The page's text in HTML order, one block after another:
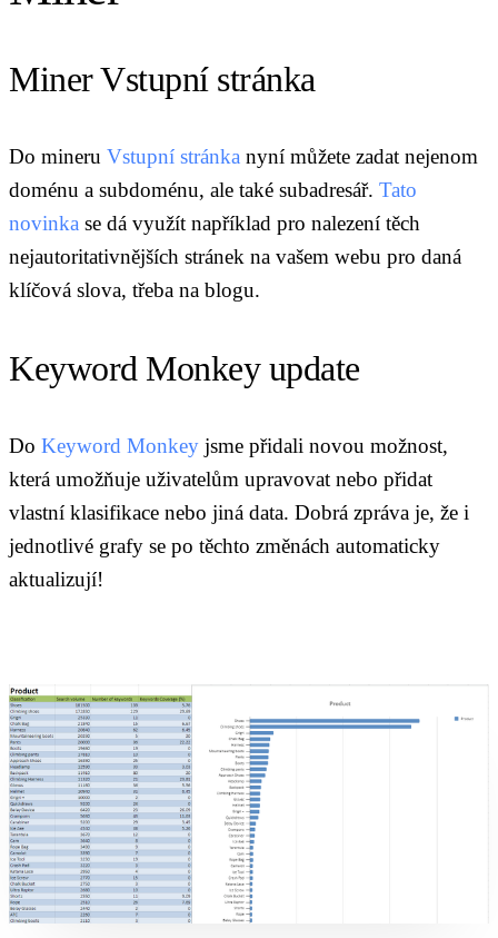
Miner Vstupní stránka
Do mineru Vstupní stránka nyní můžete zadat nejenom
doménu a subdoménu, ale také subadresář. Tato
novinka se dá využít například pro nalezení těch
nejautoritativnějších stránek na vašem webu pro daná
klíčová slova, třeba na blogu.
Keyword Monkey update
Do Keyword Monkey jsme přidali novou možnost,
která umožňuje uživatelům upravovat nebo přidat
vlastní klasifikace nebo jiná data. Dobrá zpráva je, že i
jednotlivé grafy se po těchto změnách automaticky
aktualizují!